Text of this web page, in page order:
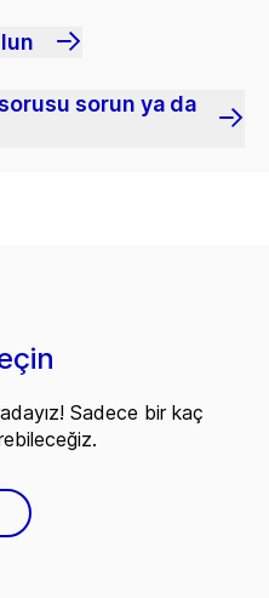
sorusu sorun ya da
Sadece bir kaç